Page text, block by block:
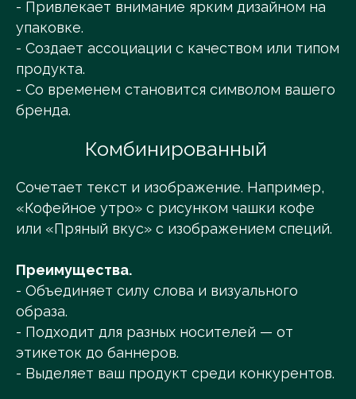
- Привлекает внимание ярким дизайном на
упаковке.
- Создает ассоциации с качеством или типом
продукта.
- Со временем становится символом вашего
бренда.
Комбинированный
Сочетает текст и изображение. Например,
«Кофейное утро» с рисунком чашки кофе
или «Пряный вкус» с изображением специй.
Преимущества.
- Объединяет силу слова и визуального
образа.
- Подходит для разных носителей — от
этикеток до баннеров.
- Выделяет ваш продукт среди конкурентов.